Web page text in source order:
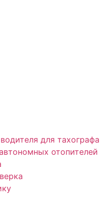
для тахографа
отопителей